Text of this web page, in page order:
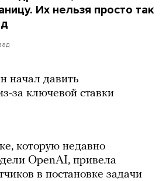
Их нельзя просто так
начал давить
за ключевой ставки
которую недавно
OpenAI, привела
в постановке задачи